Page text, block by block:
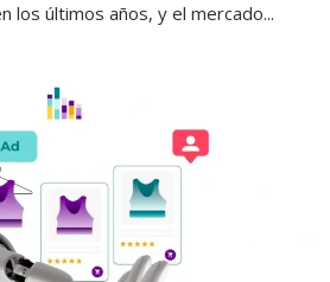
los últimos años, y el mercado...